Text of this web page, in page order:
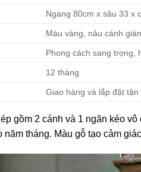
Ngang 80cm x sâu 33 x
Màu vàng, nâu cánh gián
Phong cách sang trọng,
12 tháng
Giao hàng và lắp đặt tận
gồm 2 cánh và 1 ngăn kéo
năm tháng. Màu gỗ tạo cảm